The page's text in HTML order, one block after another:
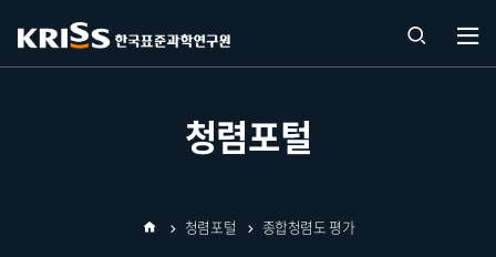
열기
청렴포털
청렴포털 종합청렴도 평가